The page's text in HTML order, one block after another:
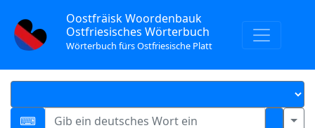
Oostfräisk Woordenbauk
Ostfriesisches Wörterbuch
Wörterbuch fürs Ostfriesische Platt